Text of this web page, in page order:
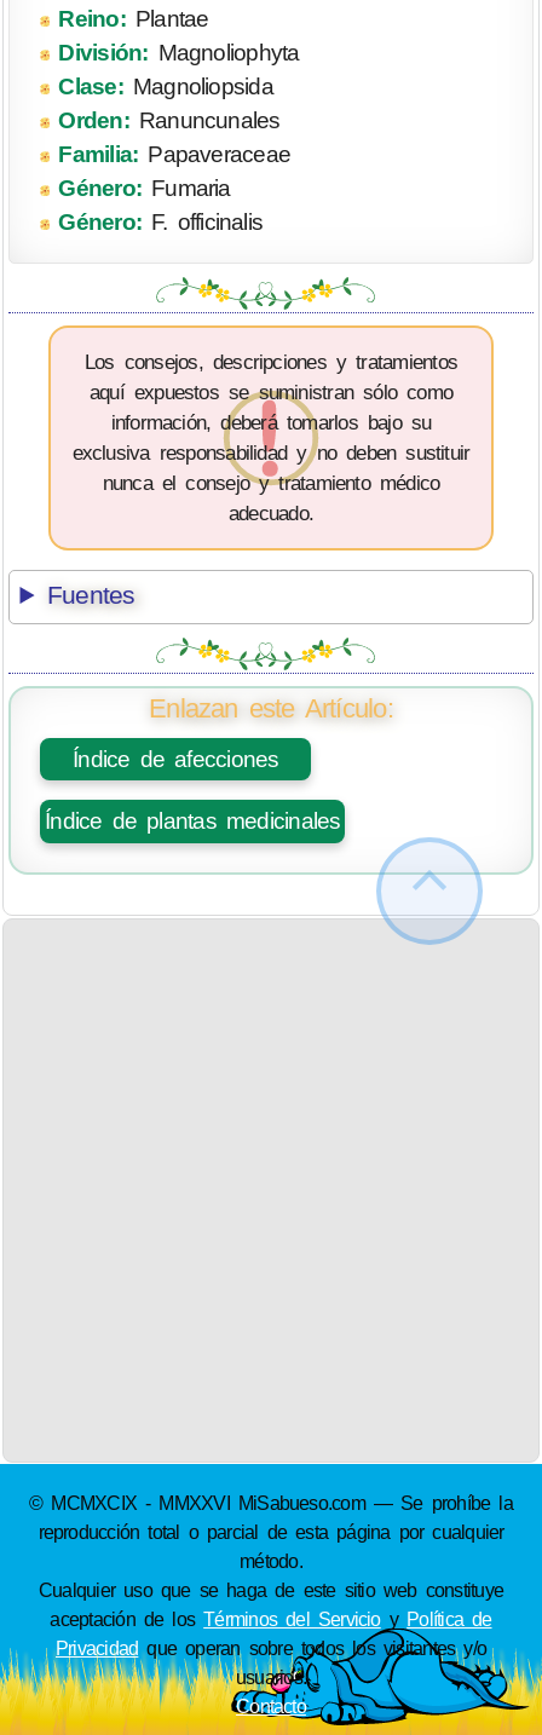
Reino:Plantae
División: Magnoliophyta
Clase:Magnoliopsida
Orden:Ranuncunales
Familia: Papaveraceae
Género: Fumaria
Género: F. officinalis
Los consejos, descripciones y tratamientos
aquí expuestos se suministran sólo como
información, deberá tomarlos bajo su
exclusiva responsabilidad y no deben sustituir
nunca el consejo y tratamiento médico
adecuado.
Fuentes
Enlazan este Artículo:
Índice de afecciones
Índice de plantas medicinales
© MCMXCIX - MMXXVI MiSabueso.com — Se prohíbe la
reproducción total o parcial de esta página por cualquier
método.
Cualquier uso que se haga de este sitio web constituye
aceptación de losTérminos del Servicioy Política de
Privacidad que operan sobre todos los visitantes y/o
usuarios.
Contacto